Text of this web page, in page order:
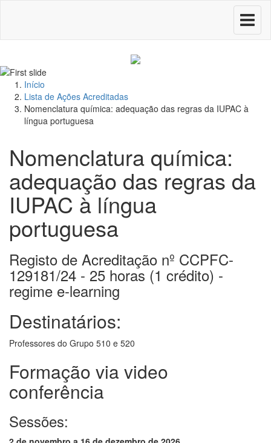
Toggle
Início
Lista de Ações Acreditadas
Nomenclatura química: adequação das regras da IUPAC à
língua portuguesa
Nomenclatura química:
adequação das regras da
IUPAC à língua
portuguesa
Registo de Acreditação nº CCPFC-
129181/24 - 25 horas (1 crédito) -
regime e-learning
Destinatários:
Professores do Grupo 510 e 520
Formação via video
conferência
Sessões: